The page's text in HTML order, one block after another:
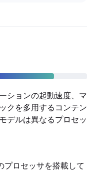
ションの起動速度、マ
クを多用するコンテン
デルは異なるプロセッ
プロセッサを搭載して